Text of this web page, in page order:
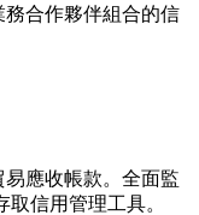
合作夥伴組合的信
應收帳款。全面監
信用管理工具。